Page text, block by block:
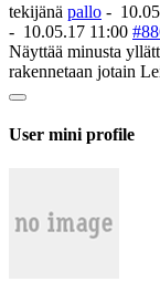
tekijänä pallo -
- 10.05.17 11:00
Näyttää minusta
rakennetaan jotain
User mini profile